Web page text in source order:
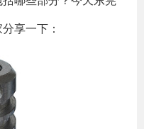
享一下：